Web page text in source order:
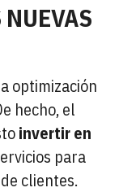
NUEVAS
optimización
hecho, el
invertir en
para
clientes.